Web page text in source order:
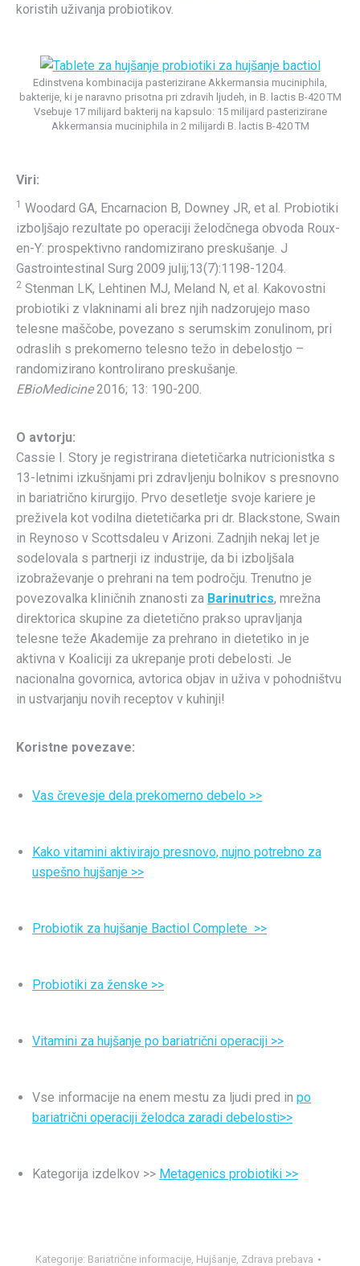
koristih uživanja probiotikov.
Edinstvena kombinacija pasterizirane Akkermansia muciniphila,
bakterije, ki je naravno prisotna pri zdravih ljudeh, in B. lactis B-420 TM
Vsebuje 17 milijard bakterij na kapsulo: 15 milijard pasterizirane
Akkermansia muciniphila in 2 milijardi B. lactis B-420 TM
Viri:
1 Woodard GA, Encarnacion B, Downey JR, et al. Probiotiki
izboljšajo rezultate po operaciji želodčnega obvoda Roux-
en-Y: prospektivno randomizirano preskušanje. J
Gastrointestinal Surg 2009 julij;13(7):1198-1204.
2 Stenman LK, Lehtinen MJ, Meland N, et al. Kakovostni
probiotiki z vlakninami ali brez njih nadzorujejo maso
telesne maščobe, povezano s serumskim zonulinom, pri
odraslih s prekomerno telesno težo in debelostjo –
randomizirano kontrolirano preskušanje.
EBioMedicine2016; 13: 190-200.
O avtorju:
Cassie I. Story je registrirana dietetičarka nutricionistka s
13-letnimi izkušnjami pri zdravljenju bolnikov s presnovno
in bariatrično kirurgijo. Prvo desetletje svoje kariere je
preživela kot vodilna dietetičarka pri dr. Blackstone, Swain
in Reynoso v Scottsdaleu v Arizoni. Zadnjih nekaj let je
sodelovala s partnerji iz industrije, da bi izboljšala
izobraževanje o prehrani na tem področju. Trenutno je
povezovalka kliničnih znanosti za Barinutrics, mrežna
direktorica skupine za dietetično prakso upravljanja
telesne teže Akademije za prehrano in dietetiko in je
aktivna v Koaliciji za ukrepanje proti debelosti. Je
nacionalna govornica, avtorica objav in uživa v pohodništvu
in ustvarjanju novih receptov v kuhinji!
Koristne povezave:
Vas črevesje dela prekomerno debelo >>
Kako vitamini aktivirajo presnovo, nujno potrebno za
uspešno hujšanje >>
Probiotik za hujšanje Bactiol Complete >>
Probiotiki za ženske >>
Vitamini za hujšanje po bariatrični operaciji >>
Vse informacije na enem mestu za ljudi pred in po
bariatrični operaciji želodca zaradi debelosti>>
Kategorija izdelkov >> Metagenics probiotiki >>
Kategorije: Bariatrične informacije, Hujšanje, Zdrava prebava